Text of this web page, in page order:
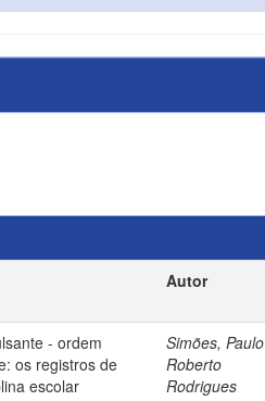
Autor
- ordem
os registros de
escolar
Simões, Paulo
Roberto
Rodrigues